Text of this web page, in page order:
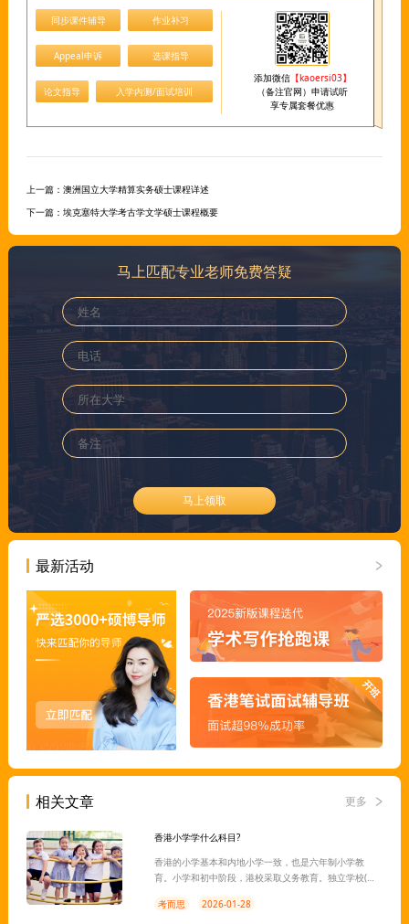
同步课件辅导 作业补习
Appeal申诉 选课指导
论文指导 入学内测/面试培训
添加微信【kaoersi03】
（备注官网）申请试听
享专属套餐优惠
上一篇： 澳洲国立大学精算实务硕士课程详述
下一篇： 埃克塞特大学考古学文学硕士课程概要
马上匹配专业老师免费答疑
马上领取
最新活动
相关文章 更多
香港小学学什么科目?
香港的小学基本和内地小学一致，也是六年制小学教
育。小学和初中阶段，港校采取义务教育。独立学校(包
际商学院或其他海外课程。根据学制，小学教育的课程
考而思 2026-01-28